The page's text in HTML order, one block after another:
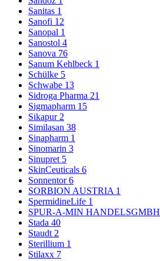
Sanitas 1
Sanofi 12
Sanopal 1
Sanostol 4
Sanova 76
Sanum Kehlbeck 1
Schülke 5
Schwabe 13
Sidroga Pharma 21
Sigmapharm 15
Sikapur2
Similasan 38
Sinapharm 1
Sinomarin 3
Sinupret 5
SkinCeuticals 6
Sonnentor6
SORBION AUSTRIA 1
SpermidineLife 1
SPUR-A-MIN HANDELSGMBH
Stada 40
Staudt2
Sterillium 1
Stilaxx 7